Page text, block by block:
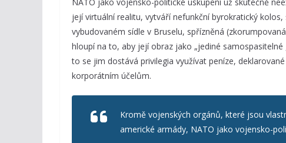
její virtuální realitu, vytváří nefunkční byrokratický
vybudovaném sídle v Bruselu, spřízněná
hloupí na to, aby její obraz jako „jediné
to se jim dostává privilegia využívat peníze,
korporátním účelům.
Kromě vojenských orgánů, které jsou
americké armády, NATO jako vojensko-